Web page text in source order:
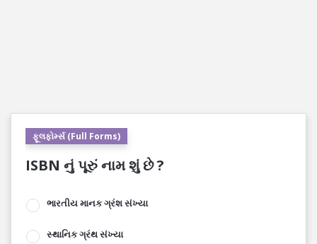
ફૂલફોર્મ્સ (Full Forms)
ISBN નું પૂરું નામ શું છે ?
ભારતીય માનક ગ્રંશ સંખ્યા
સ્થાનિક ગ્રંથ સંખ્યા